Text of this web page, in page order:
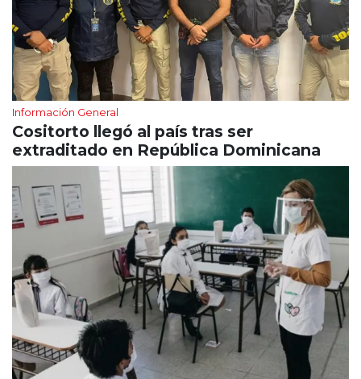
Información General
Cositorto llegó al país tras ser
extraditado en República Dominicana